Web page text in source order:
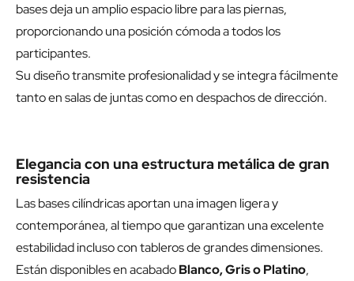
bases deja un amplio espacio libre para las piernas,
proporcionando una posición cómoda a todos los
participantes.
Su diseño transmite profesionalidad y se integra fácilmente
tanto en salas de juntas como en despachos de dirección.
Elegancia con una estructura metálica de gran
resistencia
Las bases cilíndricas aportan una imagen ligera y
contemporánea, al tiempo que garantizan una excelente
estabilidad incluso con tableros de grandes dimensiones.
Están disponibles en acabadoBlanco, Gris o Platino,